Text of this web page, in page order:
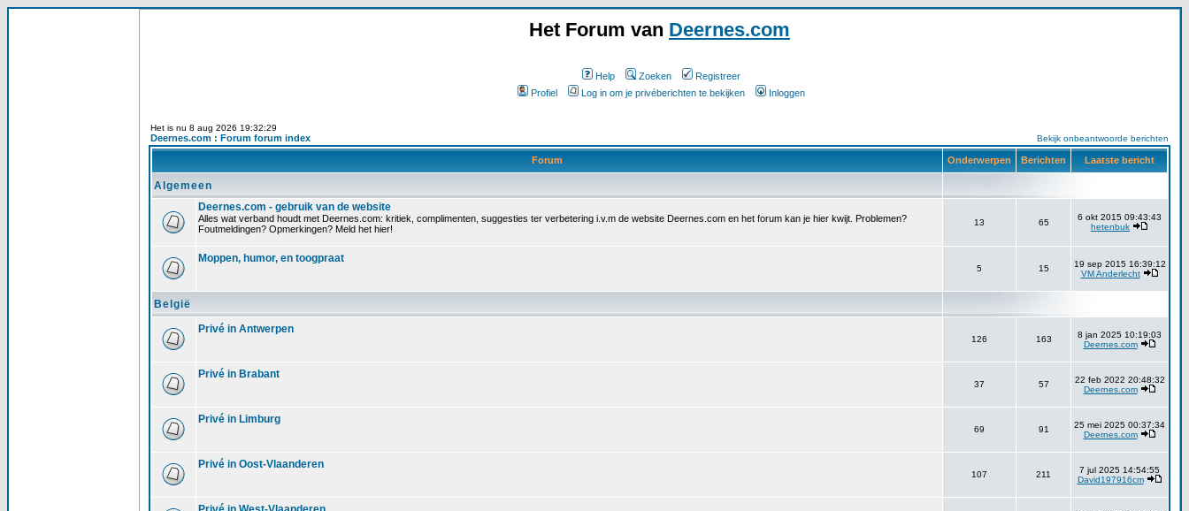
Het Forum van Deernes.com
Help Zoeken
Registreer
Profiel
Log in om je privéberichten te bekijken Inloggen
Het is nu 8 aug 2026 19:32:29
Deernes.com : Forum forum index Bekijk onbeantwoorde berichten
Forum Onderwerpen Berichten Laatste bericht
Algemeen
Deernes.com - gebruik van de website
Alles wat verband houdt met Deernes.com: kritiek, complimenten, suggesties ter verbetering i.v.m de website Deernes.com en het forum kan je hier kwijt. Problemen?
Foutmeldingen? Opmerkingen? Meld het hier!
13 65
6 okt 2015 09:43:43
hetenbuk
Moppen, humor, en toogpraat
5 15
19 sep 2015 16:39:12
VM Anderlecht
België
Privé in Antwerpen
126 163
8 jan 2025 10:19:03
Deernes.com
Privé in Brabant
37 57
22 feb 2022 20:48:32
Deernes.com
Privé in Limburg
69 91
25 mei 2025 00:37:34
Deernes.com
Privé in Oost-Vlaanderen
107 211
7 jul 2025 14:54:55
David197916cm